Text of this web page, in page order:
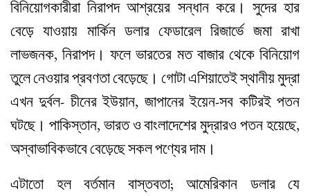
বিনিয়োগকারীরা নিরাপদ আশ্রয়ের সন্ধান করে। সুদের হার
বেড়ে যাওয়ায় মার্কিন ডলার ফেডারেল রিজার্ভে জমা রাখা
লাভজনক, নিরাপদ। ফলে ভারতের মত বাজার থেকে বিনিয়োগ
তুলে নেওয়ার প্রবণতা বেড়েছে। গোটা এশিয়াতেই স্থানীয় মুদ্রা
এখন দুর্বল- চীনের ইউয়ান, জাপানের ইয়েন-সব কটিরই পতন
ঘটছে। পাকিস্তান, ভারত ও বাংলাদেশের মুদ্রারও পতন হয়েছে,
অস্বাভাবিকভাবে বেড়েছে সকল পণ্যের দাম।
এটাতো হল বর্তমান বাস্তবতা; আমেরিকান ডলার যে